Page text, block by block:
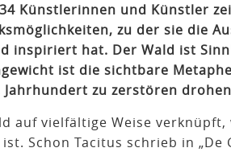
Künstlerinnen und Künstler
zu der sie die
inspiriert hat. Der Wald ist
ist die sichtbare
zu zerstören
auf vielfältige Weise
Schon Tacitus schrieb in „De